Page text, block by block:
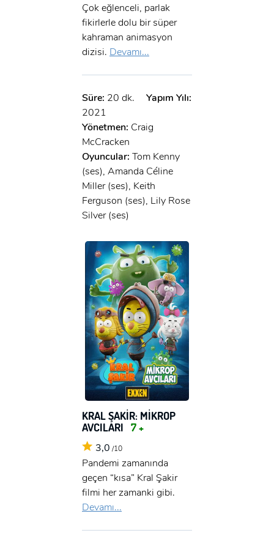
Çok eğlenceli, parlak
fikirlerle dolu bir süper
kahraman animasyon
dizisi. Devamı...
Süre: 20 dk.
Yapım Yılı:
2021
Yönetmen: Craig
McCracken
Oyuncular: Tom Kenny
(ses), Amanda Céline
Miller (ses), Keith
Ferguson (ses), Lily Rose
Silver (ses)
KRAL ŞAKİR: MİKROP
AVCILARI 7 +
3,0 /10
Pandemi zamanında
geçen “kısa” Kral Şakir
filmi her zamanki gibi.
Devamı...